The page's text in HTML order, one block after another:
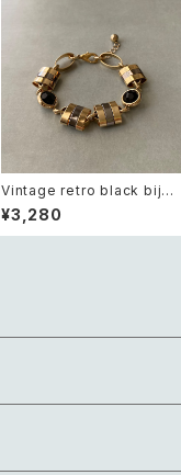
Vintage retro black bijou
bicolor chain bracelet レ
トロ ヴィンテージ アクセサリ
ー ブラック ビジュー バイカラ
¥3,280